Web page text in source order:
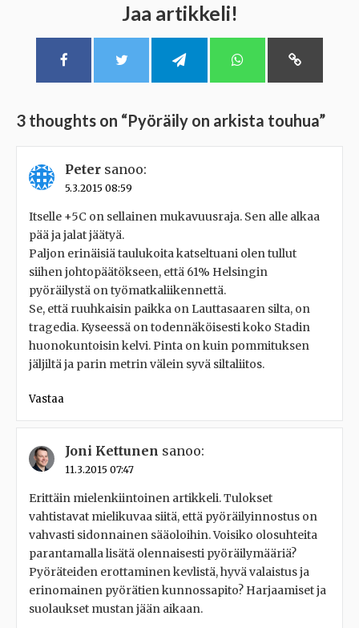
Jaa artikkeli!
3 thoughts on “Pyöräily on arkista touhua”
Peter sanoo:
5.3.2015 08:59
Itselle +5C on sellainen mukavuusraja. Sen alle alkaa
pää ja jalat jäätyä.
Paljon erinäisiä taulukoita katseltuani olen tullut
siihen johtopäätökseen, että 61% Helsingin
pyöräilystä on työmatkaliikennettä.
Se, että ruuhkaisin paikka on Lauttasaaren silta, on
tragedia. Kyseessä on todennäköisesti koko Stadin
huonokuntoisin kelvi. Pinta on kuin pommituksen
jäljiltä ja parin metrin välein syvä siltaliitos.
Vastaa
Joni Kettunen sanoo:
11.3.2015 07:47
Erittäin mielenkiintoinen artikkeli. Tulokset
vahtistavat mielikuvaa siitä, että pyöräilyinnostus on
vahvasti sidonnainen sääoloihin. Voisiko olosuhteita
parantamalla lisätä olennaisesti pyöräilymääriä?
Pyöräteiden erottaminen kevlistä, hyvä valaistus ja
erinomainen pyörätien kunnossapito? Harjaamiset ja
suolaukset mustan jään aikaan.